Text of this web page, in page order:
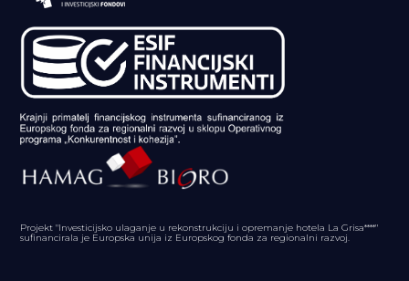
Projekt "Investicijsko ulaganje u rekonstrukciju i opremanje hotela La Grisa****"
sufinancirala je Europska unija iz Europskog fonda za regionalni razvoj.